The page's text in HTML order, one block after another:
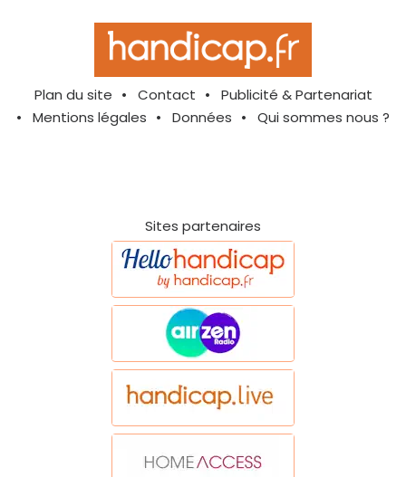
Plan du site Contact
Publicité & Partenariat
Mentions légales
Données Qui sommes nous ?
Sites partenaires